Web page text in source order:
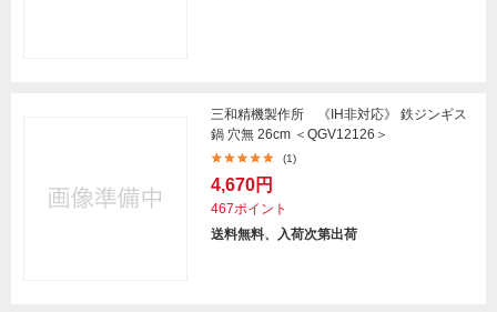
三和精機製作所 《IH非対応》 鉄ジンギス
鍋 穴無 26cm ＜QGV12126＞
(1)
4,670円
467ポイント
送料無料、入荷次第出荷